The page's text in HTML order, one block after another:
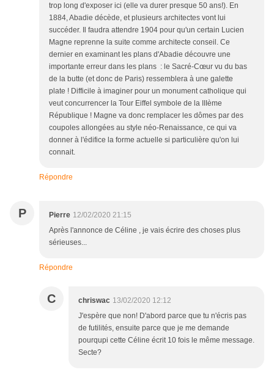
trop long d'exposer ici (elle va durer presque 50 ans!). En
1884, Abadie décède, et plusieurs architectes vont lui
succéder. Il faudra attendre 1904 pour qu'un certain Lucien
Magne reprenne la suite comme architecte conseil. Ce
dernier en examinant les plans d'Abadie découvre une
importante erreur dans les plans : le Sacré-Cœur vu du bas
de la butte (et donc de Paris) ressemblera à une galette
plate ! Difficile à imaginer pour un monument catholique qui
veut concurrencer la Tour Eiffel symbole de la IIIème
République ! Magne va donc remplacer les dômes par des
coupoles allongées au style néo-Renaissance, ce qui va
donner à l'édifice la forme actuelle si particulière qu'on lui
connait.
Répondre
P Pierre 12/02/2020 21:15
Après l'annonce de Céline , je vais écrire des choses plus
sérieuses...
Répondre
C chriswac 13/02/2020 12:12
J'espère que non! D'abord parce que tu n'écris pas
de futilités, ensuite parce que je me demande
pourqupi cette Céline écrit 10 fois le même message.
Secte?